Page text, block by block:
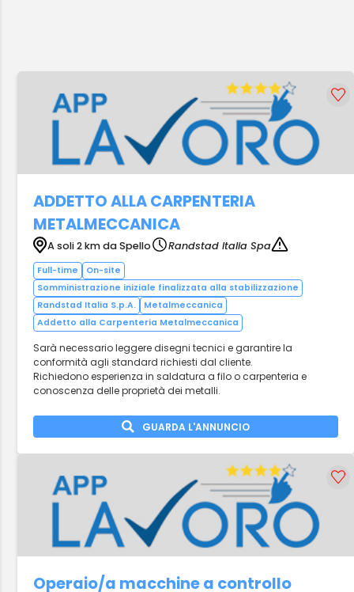
ADDETTO ALLA CARPENTERIA
METALMECCANICA
A soli 2 km da Spello Randstad Italia Spa
Full-time
On-site
Somministrazione iniziale finalizzata alla stabilizzazione
Randstad Italia S.p.A.
Metalmeccanica
Addetto alla Carpenteria Metalmeccanica
Sarà necessario leggere disegni tecnici e garantire la
conformità agli standard richiesti dal cliente.
Richiedono esperienza in saldatura a filo o carpenteria e
conoscenza delle proprietà dei metalli.
GUARDA L'ANNUNCIO
Operaio/a macchine a controllo